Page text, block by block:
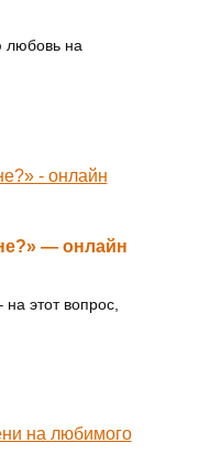
любовь на
— онлайн
этот вопрос,